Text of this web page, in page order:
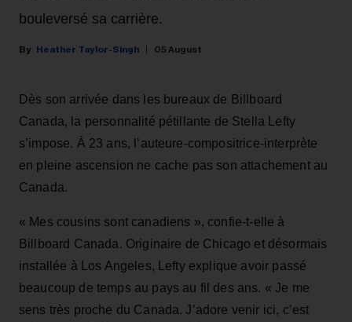
bouleversé sa carrière.
Heather Taylor-Singh 05 August
Dès son arrivée dans les bureaux de Billboard
Canada, la personnalité pétillante de Stella Lefty
s’impose. À 23 ans, l’auteure-compositrice-interprète
en pleine ascension ne cache pas son attachement au
Canada.
« Mes cousins sont canadiens », confie-t-elle à
Billboard Canada. Originaire de Chicago et désormais
installée à Los Angeles, Lefty explique avoir passé
beaucoup de temps au pays au fil des ans. « Je me
sens très proche du Canada. J’adore venir ici, c’est